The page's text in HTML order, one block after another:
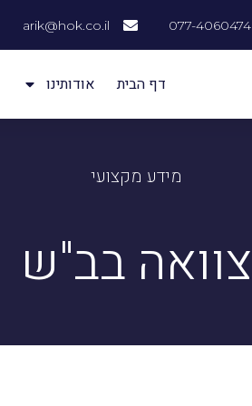
077-4060474
arik@hok.co.il
דף הבית אודותינו
מידע מקצועי
צוואה בב"ש